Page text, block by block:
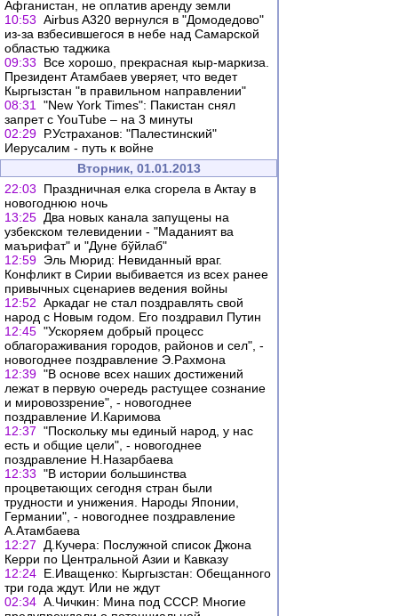
Афганистан, не оплатив аренду земли
10:53 Airbus A320 вернулся в "Домодедово"
из-за взбесившегося в небе над Самарской
областью таджика
09:33
Все хорошо, прекрасная кыр-маркиза.
Президент Атамбаев уверяет, что ведет
Кыргызстан "в правильном направлении"
08:31
"New York Times": Пакистан снял
запрет с YouTube – на 3 минуты
02:29 Р.Устраханов: "Палестинский"
Иерусалим - путь к войне
Вторник, 01.01.2013
22:03
Праздничная елка сгорела в Актау в
новогоднюю ночь
13:25 Два новых канала запущены на
узбекском телевидении - "Маданият ва
маърифат" и "Дуне бўйлаб"
12:59 Эль Мюрид: Невиданный враг.
Конфликт в Сирии выбивается из всех ранее
привычных сценариев ведения войны
12:52 Аркадаг не стал поздравлять свой
народ с Новым годом. Его поздравил Путин
12:45 "Ускоряем добрый процесс
облагораживания городов, районов и сел", -
новогоднее поздравление Э.Рахмона
12:39 "В основе всех наших достижений
лежат в первую очередь растущее сознание
и мировоззрение", - новогоднее
поздравление И.Каримова
12:37 "Поскольку мы единый народ, у нас
есть и общие цели", - новогоднее
поздравление Н.Назарбаева
12:33 "В истории большинства
процветающих сегодня стран были
трудности и унижения. Народы Японии,
Германии", - новогоднее поздравление
А.Атамбаева
12:27
Д.Кучера: Послужной список Джона
Керри по Центральной Азии и Кавказу
12:24 Е.Иващенко: Кыргызстан: Обещанного
три года ждут. Или не ждут
02:34 А.Чичкин: Мина под СССР. Многие